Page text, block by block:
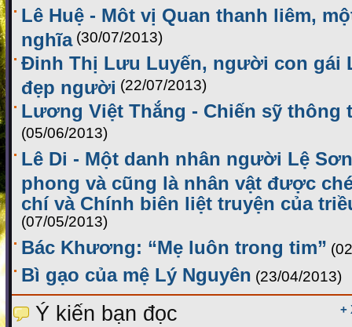
Lê Huệ - Môt vị Quan thanh liêm,
nghĩa (30/07/2013)
Đinh Thị Lưu Luyến, người con gái
đẹp người (22/07/2013)
Lương Việt Thắng - Chiến sỹ thông
(05/06/2013)
Lê Di - Một danh nhân người Lệ
phong và cũng là nhân vật được
chí và Chính biên liệt truyện của
(07/05/2013)
Bác Khương: “Mẹ luôn trong tim”
Bì gạo của mệ Lý Nguyên (23/04/2013)
+
Ý kiến bạn đọc